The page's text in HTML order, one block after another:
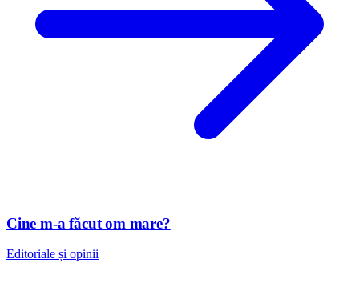
Cine m-a făcut om mare?
Editoriale și opinii